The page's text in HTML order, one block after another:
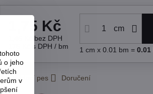
1,75 Kč
bez DPH
s DPH / bm
cm
1 cm x 0.01 bm = 0.01
Hlídací pes Doručení
o jeho
v